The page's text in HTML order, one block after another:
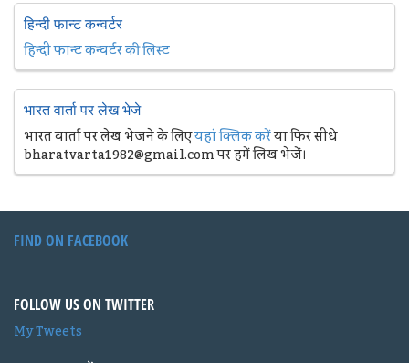
हिन्दी फान्ट कन्वर्टर
हिन्दी फान्ट कन्वर्टर की लिस्ट
भारत वार्ता पर लेख भेजे
भारत वार्ता पर लेख भेजने के लिएयहां क्लिक करेंया फिर सीधे
bharatvarta1982@gmail.com पर हमें लिख भेजें।
FIND ON FACEBOOK
FOLLOW US ON TWITTER
My Tweets